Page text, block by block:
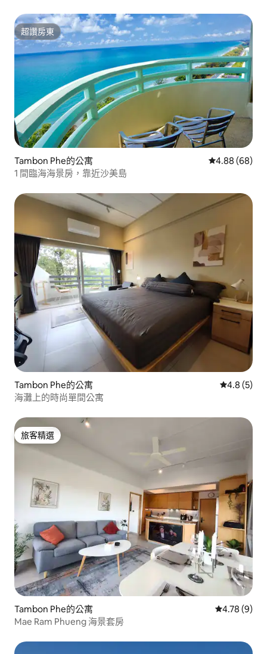
超讚房東
超讚房東
Tambon Phe的公寓 從 68 則評價
4.88 (68)
1 間臨海海景房，靠近沙美島
Tambon Phe的公寓 從 5 則評
4.8 (5)
海灘上的時尚單間公寓
旅客精選
旅客精選
Tambon Phe的公寓 從 9 則評價
4.78 (9)
Mae Ram Phueng 海景套房